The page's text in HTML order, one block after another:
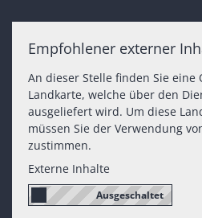
Empfohlener externer
An dieser Stelle finden Sie eine
Landkarte, welche über den
ausgeliefert wird. Um diese
müssen Sie der Verwendung
zustimmen.
Externe Inhalte